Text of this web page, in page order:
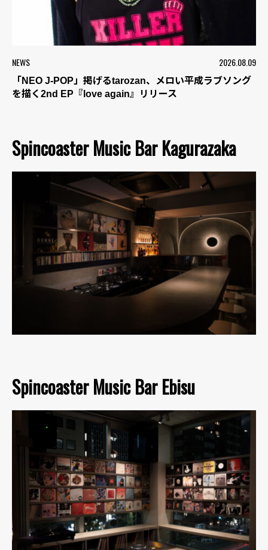
NEWS 2026.08.09
「NEO J-POP」掲げるtarozan、メロい平成ラブソング
を描く2nd EP『love again』リリース
Spincoaster Music Bar Kagurazaka
Spincoaster Music Bar Ebisu